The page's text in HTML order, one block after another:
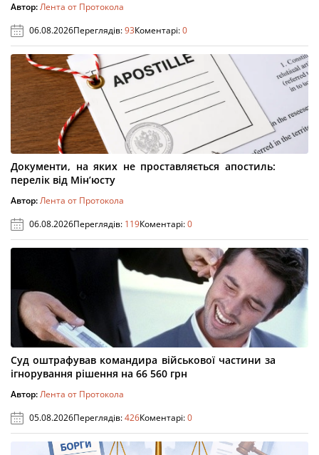
Автор:Лента от Протокола
06.08.2026Переглядів:93Коментарі:0
Документи, на яких не проставляється апостиль:
перелік від Мін’юсту
Автор:Лента от Протокола
06.08.2026Переглядів: 119Коментарі:0
Суд оштрафував командира військової частини за
ігнорування рішення на 66 560 грн
Автор:Лента от Протокола
05.08.2026Переглядів:426Коментарі:0